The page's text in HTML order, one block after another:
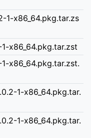
1-x86_64.pkg.tar.zs
x86_64.pkg.tar.zst
x86_64.pkg.tar.zst.
1-x86_64.pkg.tar.
1-x86_64.pkg.tar.